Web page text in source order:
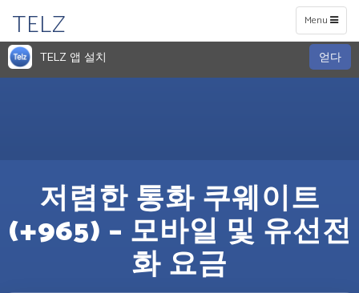
Toggle
navigation
Menu
TELZ
TELZ 앱 설치 얻다
저렴한 통화 쿠웨이트
(+965) – 모바일 및 유선전
화 요금